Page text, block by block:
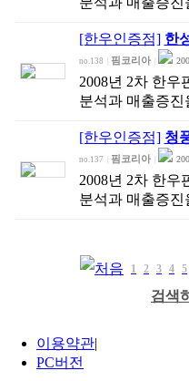
[한우인증점] 한
no.138 핌코리아
2008년 2차 한우
분석과 매출증진
[한우인증점] 청
no.137 핌코리아
2008년 2차 한우
분석과 매출증진
1 2 3 4 5
검색
이용약관|
PC버전